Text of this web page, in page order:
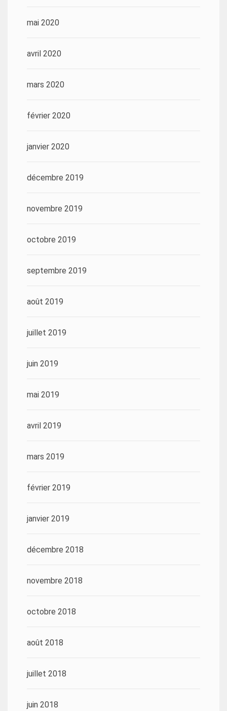
mai 2020
avril 2020
mars 2020
février 2020
janvier 2020
décembre 2019
novembre 2019
octobre 2019
septembre 2019
août 2019
juillet 2019
juin 2019
mai 2019
avril 2019
mars 2019
février 2019
janvier 2019
décembre 2018
novembre 2018
octobre 2018
août 2018
juillet 2018
juin 2018